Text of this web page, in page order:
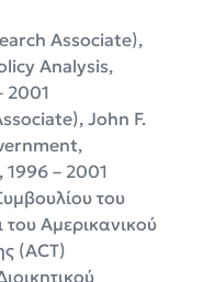
Associate),
Analysis,
2001
John F.
1996 – 2001
του
του Αμερικανικού
(ACT)